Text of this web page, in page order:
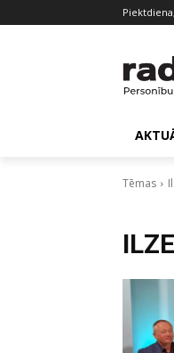
Tēmas